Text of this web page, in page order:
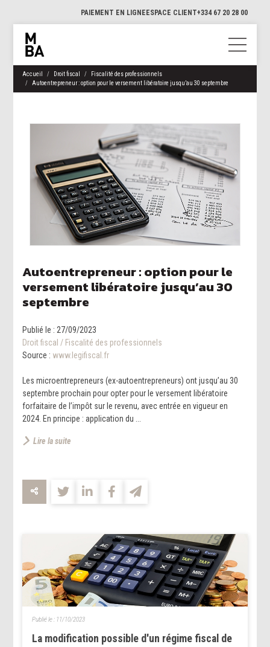
PAIEMENT EN LIGNEESPACE CLIENT+334 67 20 28 00
Accueil Droit fiscal
Fiscalité des professionnels
Autoentrepreneur : option pour le versement libératoire jusqu’au 30 septembre
Autoentrepreneur : option pour le
versement libératoire jusqu’au 30
septembre
Publié le : 27/09/2023
Droit fiscal / Fiscalité des professionnels
Source : www.legifiscal.fr
Les microentrepreneurs (ex-autoentrepreneurs) ont jusqu’au 30
septembre prochain pour opter pour le versement libératoire
forfaitaire de l’impôt sur le revenu, avec entrée en vigueur en
2024. En principe : application du ...
Lire la suite
La modification possible d'un régime fiscal de
Publié le : 11/10/2023